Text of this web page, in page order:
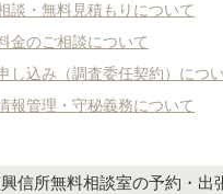
談・無料見積もりについて
金のご相談について
し込み（調査委任契約）につ
報管理・守秘義務について
信所無料相談室の予約・出